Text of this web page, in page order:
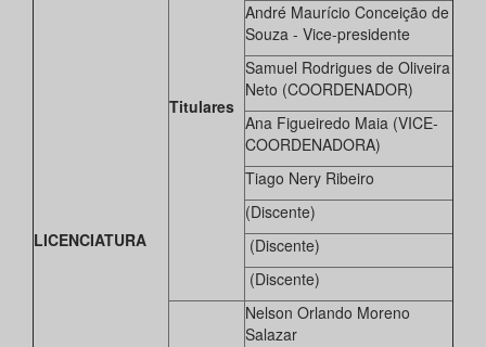
LICENCIATURA
Titulares
André Maurício Conceição de
Souza - Vice-presidente
Samuel Rodrigues de Oliveira
Neto (COORDENADOR)
Ana Figueiredo Maia (VICE-
COORDENADORA)
Tiago Nery Ribeiro
(Discente)
(Discente)
(Discente)
Nelson Orlando Moreno
Salazar